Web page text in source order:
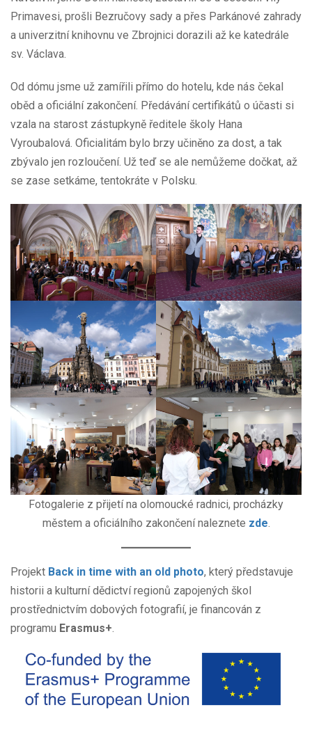
Primavesi, prošli Bezručovy sady a přes Parkánové zahrady
a univerzitní knihovnu ve Zbrojnici dorazili až ke katedrále
sv. Václava.
Od dómu jsme už zamířili přímo do hotelu, kde nás čekal
oběd a oficiální zakončení. Předávání certifikátů o účasti si
vzala na starost zástupkyně ředitele školy Hana
Vyroubalová. Oficialitám bylo brzy učiněno za dost, a tak
zbývalo jen rozloučení. Už teď se ale nemůžeme dočkat, až
se zase setkáme, tentokráte v Polsku.
Fotogalerie z přijetí na olomoucké radnici, procházky
městem a oficiálního zakončení naleznete zde
Projekt Back in time with an old photo, který představuje
historii a kulturní dědictví regionů zapojených škol
prostřednictvím dobových fotografií, je financován z
programu Erasmus+